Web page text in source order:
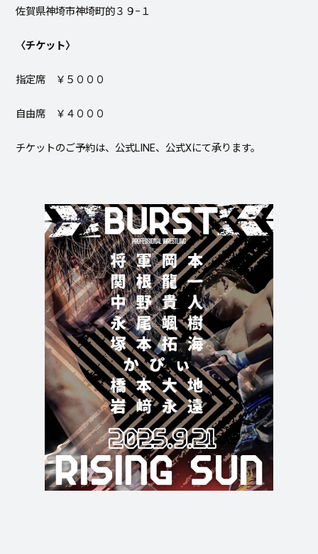
佐賀県神埼市神埼町的３９−１
〈チケット〉
指定席 ￥５０００
自由席 ￥４０００
チケットのご予約は、公式LINE、公式Xにて承ります。